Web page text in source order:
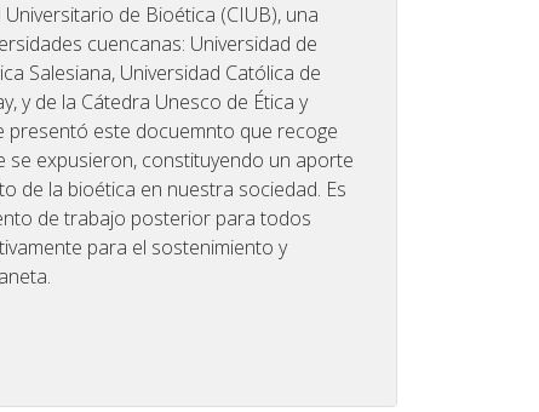
de Bioética (CIUB), una
cuencanas: Universidad de
Salesiana, Universidad Católica de
y de la Cátedra Unesco de Ética y
presentó este docuemnto que recoge
se expusieron, constituyendo un aporte
de la bioética en nuestra sociedad. Es
de trabajo posterior para todos
para el sostenimiento y